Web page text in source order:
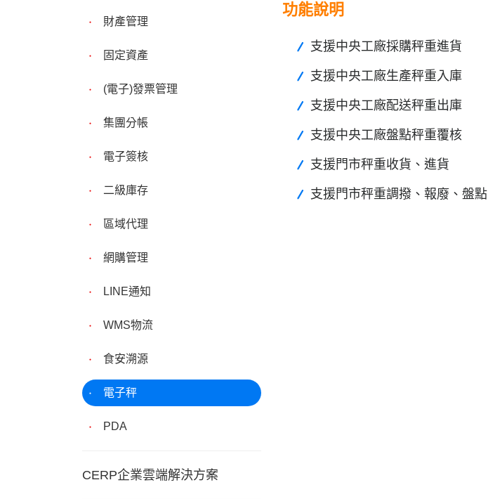
財產管理
固定資產
(電子)發票管理
集團分帳
電子簽核
二級庫存
區域代理
網購管理
LINE通知
WMS物流
食安溯源
電子秤
PDA
CERP企業雲端解決方案
功能說明
支援中央工廠採購秤重進貨
支援中央工廠生產秤重入庫
支援中央工廠配送秤重出庫
支援中央工廠盤點秤重覆核
支援門市秤重收貨、進貨
支援門市秤重調撥、報廢、盤點